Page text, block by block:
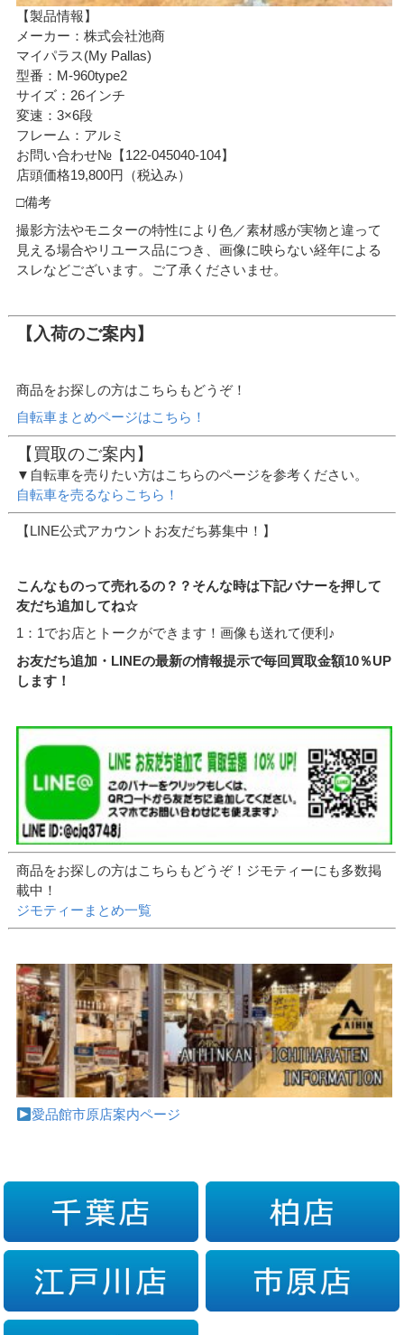
【製品情報】
メーカー：株式会社池商
マイパラス(My Pallas)
型番：M-960type2
サイズ：26インチ
変速：3×6段
フレーム：アルミ
お問い合わせ№【122-045040-104】
店頭価格19,800円（税込み）
□備考
撮影方法やモニターの特性により色／素材感が実物と違って
見える場合やリユース品につき、画像に映らない経年による
スレなどございます。ご了承くださいませ。
【入荷のご案内】
商品をお探しの方はこちらもどうぞ！
自転車まとめページはこちら！
【買取のご案内】
▼自転車を売りたい方はこちらのページを参考ください。
自転車を売るならこちら！
【LINE公式アカウントお友だち募集中！】
こんなものって売れるの？？そんな時は下記バナーを押して
友だち追加してね☆
1：1でお店とトークができます！画像も送れて便利♪
お友だち追加・LINEの最新の情報提示で毎回買取金額10％UP
します！
商品をお探しの方はこちらもどうぞ！ジモティーにも多数掲
載中！
ジモティーまとめ一覧
愛品館市原店案内ページ